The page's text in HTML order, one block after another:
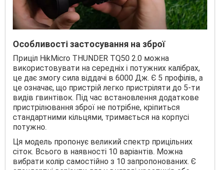
Особливості застосування на зброї
Приціл HikMicro THUNDER TQ50 2.0 можна
використовувати на середніх і потужних калібрах,
це дає змогу сила віддачі в 6000 Дж. Є 5 профілів, а
це означає, що пристрій легко пристріляти до 5-ти
видів гвинтівок. Під час встановлення додаткове
пристрілювання зброї не потрібне, кріпиться
стандартними кільцями, тримається на корпусі
потужно.
Ця модель пропонує великий спектр прицільних
сіток. Всього в наявності 10 варіантів. Можна
вибрати колір самостійно з 10 запропонованих. Є